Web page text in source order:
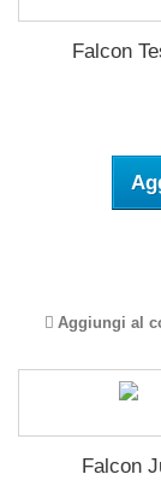
Falcon
Aggiungi al
Falcon